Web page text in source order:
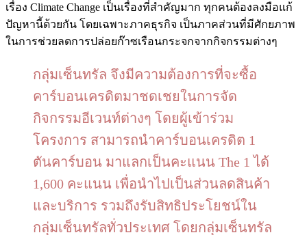
เรื่อง Climate Change เป็นเรื่องที่สำคัญมาก ทุกคนต้องลงมือแก้
ปัญหานี้ด้วยกัน โดยเฉพาะภาคธุรกิจ เป็นภาคส่วนที่มีศักยภาพ
ในการช่วยลดการปล่อยก๊าซเรือนกระจกจากกิจกรรมต่างๆ
กลุ่มเซ็นทรัล จึงมีความต้องการที่จะซื้อ
คาร์บอนเครดิตมาชดเชยในการจัด
กิจกรรมอีเวนท์ต่างๆ โดยผู้เข้าร่วม
โครงการ สามารถนำคาร์บอนเครดิต 1
ตันคาร์บอน มาแลกเป็นคะแนน The 1 ได้
1,600 คะแนน เพื่อนำไปเป็นส่วนลดสินค้า
และบริการ รวมถึงรับสิทธิประโยชน์ใน
กลุ่มเซ็นทรัลทั่วประเทศ โดยกลุ่มเซ็นทรัล